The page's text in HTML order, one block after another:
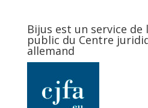
Bijus est un service
public du Centre
allemand